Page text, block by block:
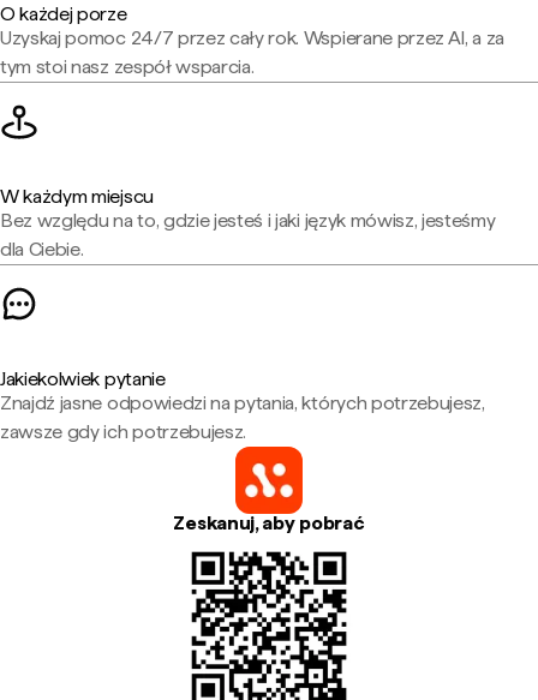
O każdej porze
Uzyskaj pomoc 24/7 przez cały rok. Wspierane przez AI, a za
tym stoi nasz zespół wsparcia.
W każdym miejscu
Bez względu na to, gdzie jesteś i jaki język mówisz, jesteśmy
dla Ciebie.
Jakiekolwiek pytanie
Znajdź jasne odpowiedzi na pytania, których potrzebujesz,
zawsze gdy ich potrzebujesz.
Zeskanuj, aby pobrać